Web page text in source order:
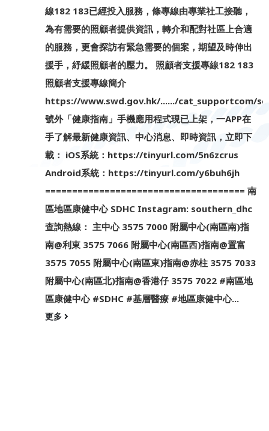
線182 183已經投入服務，條專線由專業社工接聽，
為有需要的照顧者提供資訊，轉介和配對社區上合適
的服務，更會探訪有緊急需要的個案，期望及時伸出
援手，紓緩照顧者的壓力。 照顧者支援專線182 183
照顧者支援專線簡介
https://www.swd.gov.hk/....../cat_supportcom/
號外「健康指南」手機應用程式現已上架，一APP在
手了解最新健康資訊、中心消息、即時資訊，立即下
載： iOS系統：https://tinyurl.com/5n6zcrus
Android系統：https://tinyurl.com/y6buh6jh
===================================== 南
區地區康健中心 SDHC Instagram: southern_dhc
查詢熱線： 主中心 3575 7000 附屬中心(南區南)指
南@利東 3575 7066 附屬中心(南區西)指南@置富
3575 7055 附屬中心(南區東)指南@赤柱 3575 7033
附屬中心(南區北)指南@香港仔 3575 7022 #南區地
區康健中心 #SDHC #基層醫療 #地區康健中心...
更多